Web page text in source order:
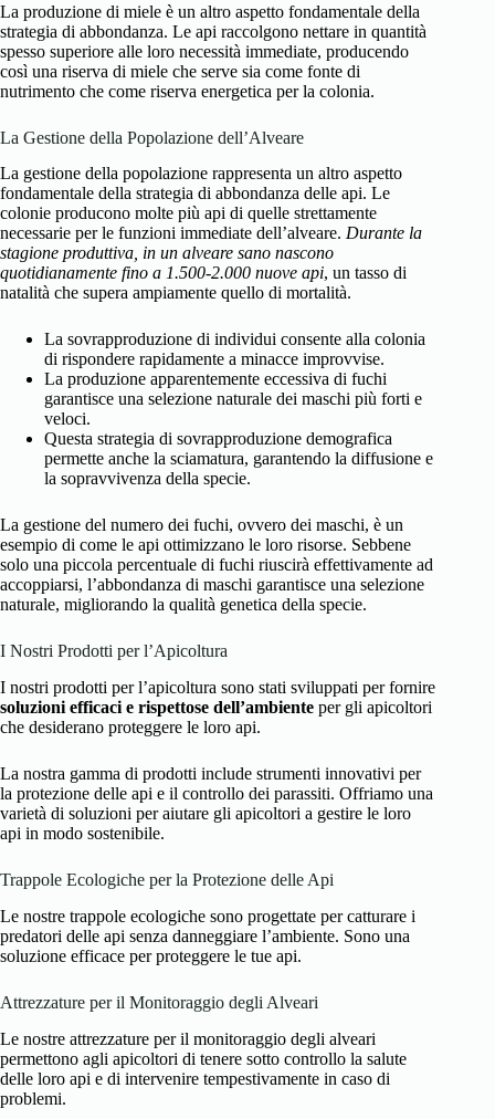
La produzione di miele è un altro aspetto fondamentale della
strategia di abbondanza. Le api raccolgono nettare in quantità
spesso superiore alle loro necessità immediate, producendo
così una riserva di miele che serve sia come fonte di
nutrimento che come riserva energetica per la colonia.
La Gestione della Popolazione dell’Alveare
La gestione della popolazione rappresenta un altro aspetto
fondamentale della strategia di abbondanza delle api. Le
colonie producono molte più api di quelle strettamente
necessarie per le funzioni immediate dell’alveare. Durante la
stagione produttiva, in un alveare sano nascono
quotidianamente fino a 1.500-2.000 nuove api, un tasso di
natalità che supera ampiamente quello di mortalità.
La sovrapproduzione di individui consente alla colonia
di rispondere rapidamente a minacce improvvise.
La produzione apparentemente eccessiva di fuchi
garantisce una selezione naturale dei maschi più forti e
veloci.
Questa strategia di sovrapproduzione demografica
permette anche la sciamatura, garantendo la diffusione e
la sopravvivenza della specie.
La gestione del numero dei fuchi, ovvero dei maschi, è un
esempio di come le api ottimizzano le loro risorse. Sebbene
solo una piccola percentuale di fuchi riuscirà effettivamente ad
accoppiarsi, l’abbondanza di maschi garantisce una selezione
naturale, migliorando la qualità genetica della specie.
I Nostri Prodotti per l’Apicoltura
I nostri prodotti per l’apicoltura sono stati sviluppati per fornire
soluzioni efficaci e rispettose dell’ambiente per gli apicoltori
che desiderano proteggere le loro api.
La nostra gamma di prodotti include strumenti innovativi per
la protezione delle api e il controllo dei parassiti. Offriamo una
varietà di soluzioni per aiutare gli apicoltori a gestire le loro
api in modo sostenibile.
Trappole Ecologiche per la Protezione delle Api
Le nostre trappole ecologiche sono progettate per catturare i
predatori delle api senza danneggiare l’ambiente. Sono una
soluzione efficace per proteggere le tue api.
Attrezzature per il Monitoraggio degli Alveari
Le nostre attrezzature per il monitoraggio degli alveari
permettono agli apicoltori di tenere sotto controllo la salute
delle loro api e di intervenire tempestivamente in caso di
problemi.